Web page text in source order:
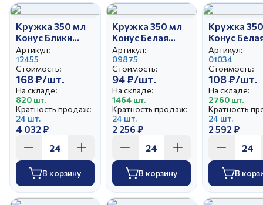
Кружка 350 мл
Конус Блики
лета
Артикул:
12455
Стоимость:
168 ₽/шт.
На складе:
820 шт.
Кратность продаж:
24 шт.
4 032 ₽
В корзину
Кружка 350 мл
Конус Белая
керамика
Артикул:
09875
Стоимость:
94 ₽/шт.
На складе:
1464 шт.
Кратность продаж:
24 шт.
2 256 ₽
В корзину
Кружка
Конус
Артикул:
01034
Стоимость:
108 ₽/шт.
На складе:
2760 шт.
Кратность
24 шт.
2 592 ₽
В